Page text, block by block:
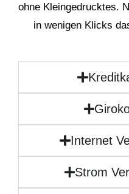
ohne Kleingedrucktes.
in wenigen Klicks
Internet
Strom